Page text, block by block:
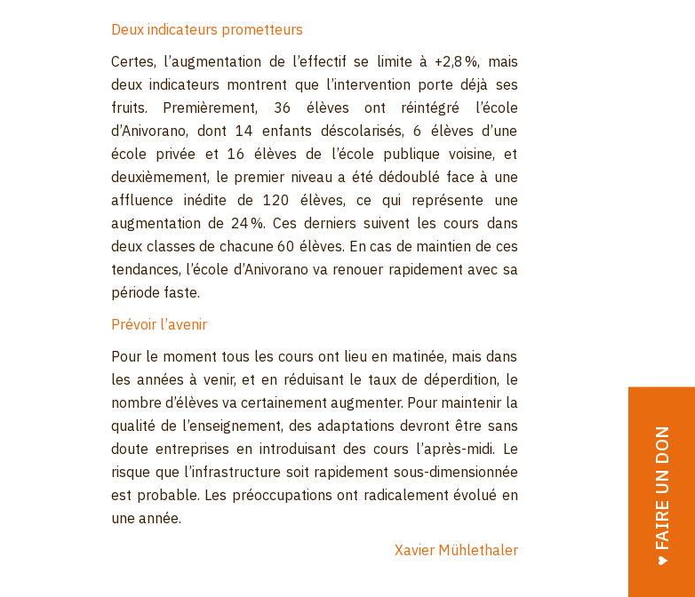
♥︎ FAIRE UN DON
Deux indicateurs prometteurs
Certes, l’augmentation de l’effectif se limite à +2,8 %, mais
deux indicateurs montrent que l’intervention porte déjà ses
fruits. Premièrement, 36 élèves ont réintégré l’école
d’Anivorano, dont 14 enfants déscolarisés, 6 élèves d’une
école privée et 16 élèves de l’école publique voisine, et
deuxièmement, le premier niveau a été dé­doublé face à une
affluence inédite de 120 élèves, ce qui représente une
augmentation de 24 %. Ces derniers suivent les cours dans
deux classes de chacune 60 élèves. En cas de maintien de ces
tendances, l’école d’Anivorano va renouer rapidement avec sa
période faste.
Prévoir l’avenir
Pour le moment tous les cours ont lieu en matinée, mais dans
les années à venir, et en réduisant le taux de déperdition, le
nombre d’élèves va certainement augmenter. Pour maintenir la
qualité de l’enseignement, des adaptations devront être sans
doute entreprises en introduisant des cours l’après-midi. Le
risque que l’infrastructure soit rapidement sous-dimensionnée
est probable. Les préoccupations ont radicalement évolué en
une année.
Xavier Mühlethaler